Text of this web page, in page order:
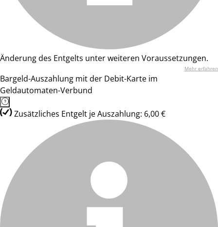
Änderung des Entgelts unter weiteren Voraussetzungen.
Mehr erfahren
Bargeld-Auszahlung mit der Debit-Karte im
Geldautomaten-Verbund
Zusätzliches Entgelt je Auszahlung: 6,00 €